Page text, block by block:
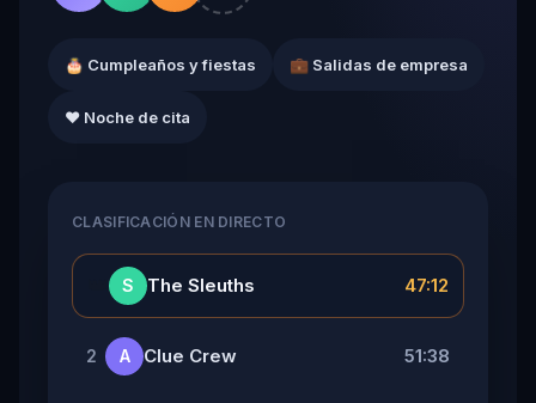
🎂 Cumpleaños y fiestas 💼 Salidas de empresa
❤️ Noche de cita
CLASIFICACIÓN EN DIRECTO
S The Sleuths 47:12
2 A Clue Crew 51:38